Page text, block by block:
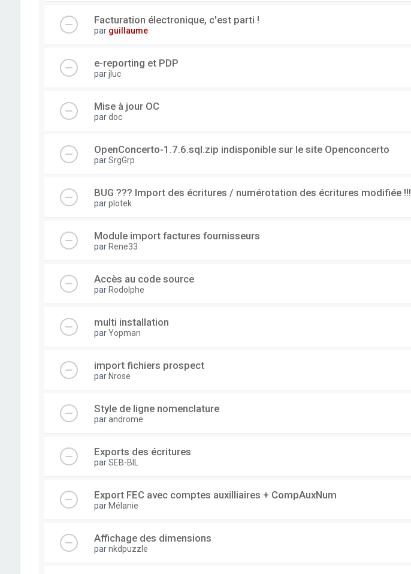
Facturation électronique, c'est parti !
par guillaume
e-reporting et PDP
parjluc
Mise à jour OC
pardoc
OpenConcerto-1.7.6.sql.zip indisponible sur le site Openconcerto
parSrgGrp
BUG ??? Import des écritures / numérotation des écritures modifiée !!!
parplotek
Module import factures fournisseurs
par Rene33
Accès au code source
par Rodolphe
multi installation
parYopman
import fichiers prospect
par Nrose
Style de ligne nomenclature
parandrome
Exports des écritures
parSEB-BIL
Export FEC avec comptes auxilliaires + CompAuxNum
par Mélanie
Affichage des dimensions
parnkdpuzzle